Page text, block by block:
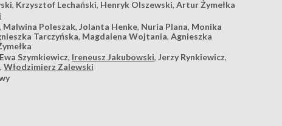
, Krzysztof Lechański, Henryk Olszewski,Artur Żymełka
, Malwina Poleszak,Jolanta Henke, Nuria Plana, Monika
Tarczyńska, Magdalena Wojtania,Agnieszka
Ewa Szymkiewicz, Ireneusz Jakubowski,Jerzy Rynkiewicz,
,Włodzimierz Zalewski